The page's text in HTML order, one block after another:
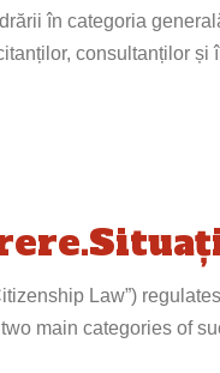
în categoria
consultanților și
Law”)
main categories of